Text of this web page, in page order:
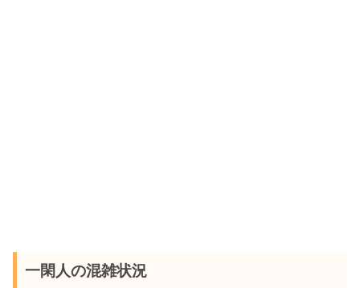
一閑人の混雑状況